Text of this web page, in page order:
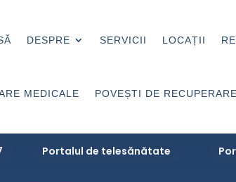
DESPRE SERVICII LOCAȚII
MEDICALE POVEȘTI DE RECUPERARE
Portalul de telesănătate